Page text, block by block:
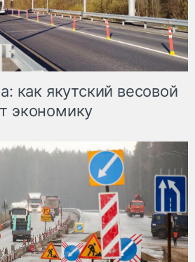
как якутский весовой
экономику